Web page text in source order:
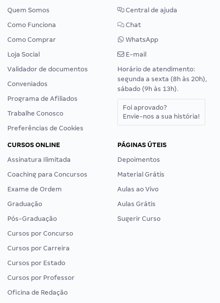
Quem Somos
Como Funciona
Como Comprar
Loja Social
Validador de documentos
Conveniados
Programa de Afiliados
Trabalhe Conosco
Preferências de Cookies
Central de ajuda
Chat
WhatsApp
E-mail
Horário de atendimento:
segunda a sexta (8h às 20h),
sábado (9h às 13h).
Foi aprovado?
Envie-nos a sua história!
CURSOS ONLINE
Assinatura Ilimitada
Coaching para Concursos
Exame de Ordem
Graduação
Pós-Graduação
Cursos por Concurso
Cursos por Carreira
Cursos por Estado
Cursos por Professor
Oficina de Redação
PÁGINAS ÚTEIS
Depoimentos
Material Grátis
Aulas ao Vivo
Aulas Grátis
Sugerir Curso